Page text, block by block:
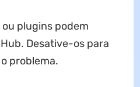
plugins podem
Desative-os para
problema.